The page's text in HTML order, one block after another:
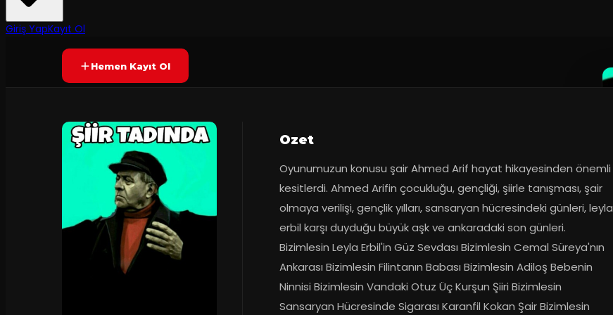
Giriş YapKayıt OlYAKINDA
Hemen Kayıt Ol
Ozet
Oyunumuzun konusu şair Ahmed Arif hayat hikayesinden önemli
kesitlerdi. Ahmed Arifin çocukluğu, gençliği, şiirle tanışması, şair
olmaya verilişi, gençlik yılları, sansaryan hücresindeki günleri, leyla
erbil karşı duyduğu büyük aşk ve ankaradaki son günleri.
Bizimlesin Leyla Erbil'in Güz Sevdası Bizimlesin Cemal Süreya'nın
Ankarası Bizimlesin Filintanın Babası Bizimlesin Adiloş Bebenin
Ninnisi Bizimlesin Vandaki Otuz Üç Kurşun Şiiri Bizimlesin
Sansaryan Hücresinde Sigarası Karanfil Kokan Şair Bizimlesin